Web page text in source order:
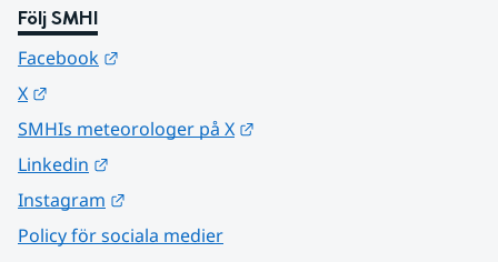
Följ SMHI
Facebook
X
SMHIs meteorologer på X
Linkedin
Instagram
Policy för sociala medier